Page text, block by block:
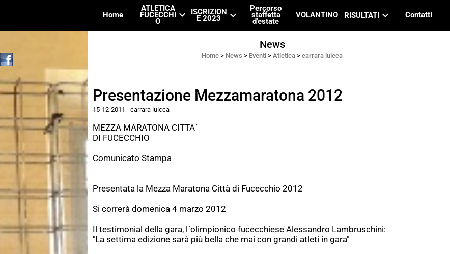
Home
ATLETICA
FUCECCHI
O
keyboard_arrow_down ISCRIZION
E 2023 keyboard_arrow_down
Percorso
staffetta
d'estate
VOLANTINO RISULTATIkeyboard_arrow_down Contatti
News
Home > News > Eventi > Atletica > carrara luicca
Presentazione Mezzamaratona 2012
15-12-2011 - carrara luicca
MEZZA MARATONA CITTA´
DI FUCECCHIO
Comunicato Stampa
Presentata la Mezza Maratona Città di Fucecchio 2012
Si correrà domenica 4 marzo 2012
Il testimonial della gara, l´olimpionico fucecchiese Alessandro Lambruschini:
"La settima edizione sarà più bella che mai con grandi atleti in gara"